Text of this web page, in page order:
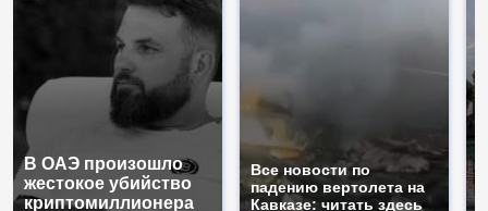
В ОАЭ произошло
жестокое убийство
криптомиллионера
Все новости по
падению вертолета на
Кавказе: читать здесь